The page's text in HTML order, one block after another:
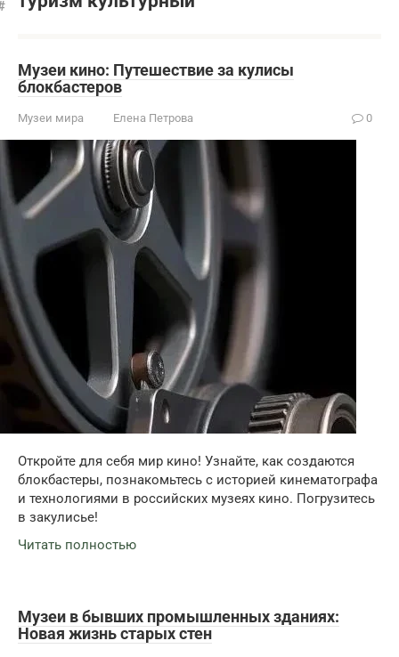
Музеи кино: Путешествие за кулисы
блокбастеров
Музеи мира Елена Петрова 0
Откройте для себя мир кино! Узнайте, как создаются
блокбастеры, познакомьтесь с историей кинематографа
и технологиями в российских музеях кино. Погрузитесь
в закулисье!
Читать полностью
Музеи в бывших промышленных зданиях:
Новая жизнь старых стен